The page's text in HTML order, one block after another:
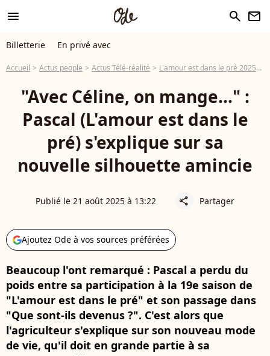
menu search newsletter
Billetterie En privé avec
Accueil Actus people Actus Télé-réalité L'amour est dans le pré 2025
"Avec Céline, on mange..." :
Pascal (L'amour est dans le
pré) s'explique sur sa
nouvelle silhouette amincie
Publié le 21 août 2025 à 13:22 share Partager
Ajoutez Ode à vos sources préférées
Beaucoup l'ont remarqué : Pascal a perdu du
poids entre sa participation à la 19e saison de
"L'amour est dans le pré" et son passage dans
"Que sont-ils devenus ?". C'est alors que
l'agriculteur s'explique sur son nouveau mode
de vie, qu'il doit en grande partie à sa